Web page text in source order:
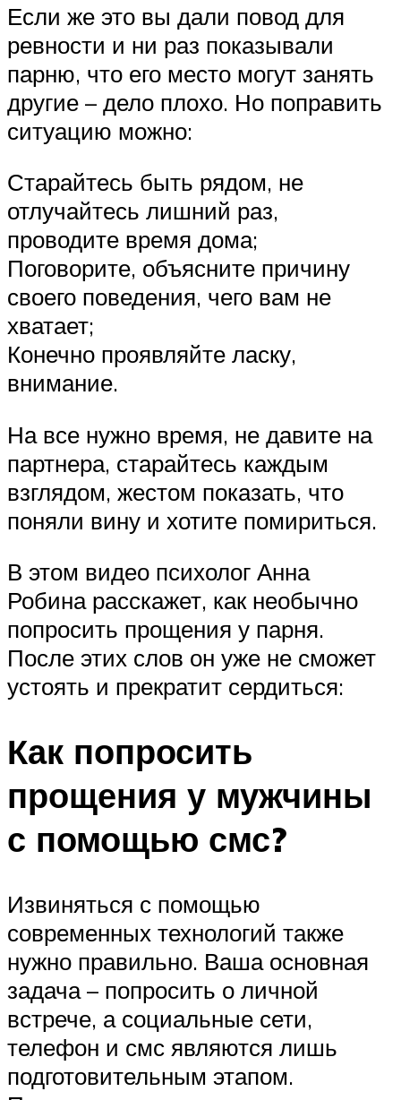
Если же это вы дали повод для
ревности и ни раз показывали
парню, что его место могут занять
другие – дело плохо. Но поправить
ситуацию можно:
Старайтесь быть рядом, не
отлучайтесь лишний раз,
проводите время дома;
Поговорите, объясните причину
своего поведения, чего вам не
хватает;
Конечно проявляйте ласку,
внимание.
На все нужно время, не давите на
партнера, старайтесь каждым
взглядом, жестом показать, что
поняли вину и хотите помириться.
В этом видео психолог Анна
Робина расскажет, как необычно
попросить прощения у парня.
После этих слов он уже не сможет
устоять и прекратит сердиться:
Как попросить
прощения у мужчины
с помощью смс?
Извиняться с помощью
современных технологий также
нужно правильно. Ваша основная
задача – попросить о личной
встрече, а социальные сети,
телефон и смс являются лишь
подготовительным этапом.